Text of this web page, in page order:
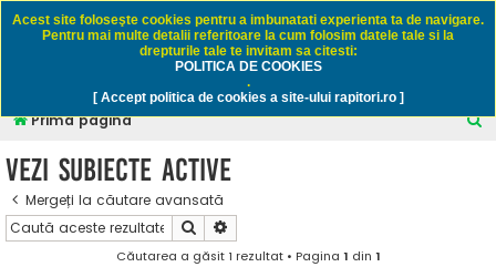
Rapitori.ro - Pescuit sportiv
Prima pagină
C
Vezi subiecte active
Mergeți la căutare avansată
Căutare
Căutarea a găsit 1 rezultat • Pagina 1 din 1
Acest site foloseşte cookies pentru a imbunatati experienta ta de navigare.
Pentru mai multe detalii referitoare la cum folosim datele tale si la
drepturile tale te invitam sa citesti:
POLITICA DE COOKIES
.
[ Accept politica de cookies a site-ului rapitori.ro ]